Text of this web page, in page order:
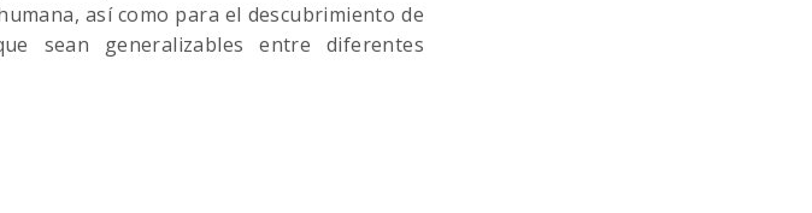
así como para el descubrimiento de
sean generalizables entre diferentes